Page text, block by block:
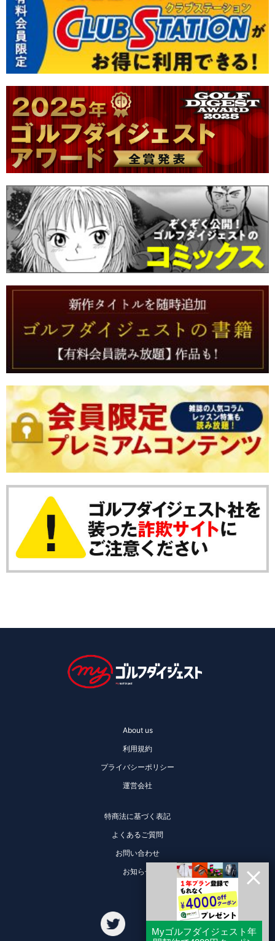
About us
利用規約
プライバシーポリシー
運営会社
特商法に基づく表記
よくあるご質問
お問い合わせ
お知らせ